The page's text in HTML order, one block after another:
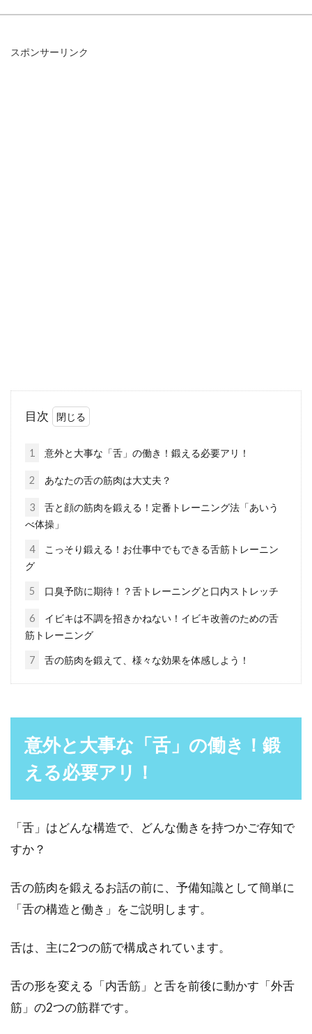
歯ブラシの保管はどうしよう？職場
だと思います。...
歯ブラシ除菌は「紫外線」が効果あ
り！その実力とは！？
キラリと輝く健康的な白い歯は、爽やかで素敵
ですね。女性は、思いのほか男性の口元をチェ
ックしていて...
負債！影響する期間は？
慢性的な睡眠不足に陥っている方も多いのでは
ないでしょうか。...
ばりが原因？改善方法は？
スポンサーリンク
目次
1 意外と大事な「舌」の働き！鍛える必要アリ！
2 あなたの舌の筋肉は大丈夫？
3
舌と顔の筋肉を鍛える！定番トレーニング法「あいう
べ体操」
4
こっそり鍛える！お仕事中でもできる舌筋トレーニン
グ
5 口臭予防に期待！？舌トレーニングと口内ストレッチ
6
イビキは不調を招きかねない！イビキ改善のための舌
筋トレーニング
7 舌の筋肉を鍛えて、様々な効果を体感しよう！
意外と大事な「舌」の働き！鍛
える必要アリ！
「舌」はどんな構造で、どんな働きを持つかご存知で
すか？
舌の筋肉を鍛えるお話の前に、予備知識として簡単に
「舌の構造と働き」をご説明します。
舌は、主に2つの筋で構成されています。
舌の形を変える「内舌筋」と舌を前後に動かす「外舌
筋」の2つの筋群です。